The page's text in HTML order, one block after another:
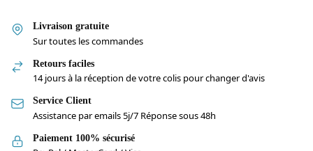
Livraison gratuite
Sur toutes les commandes
Retours faciles
14 jours à la réception de votre colis pour changer d'avis
Service Client
Assistance par emails 5j/7 Réponse sous 48h
Paiement 100% sécurisé